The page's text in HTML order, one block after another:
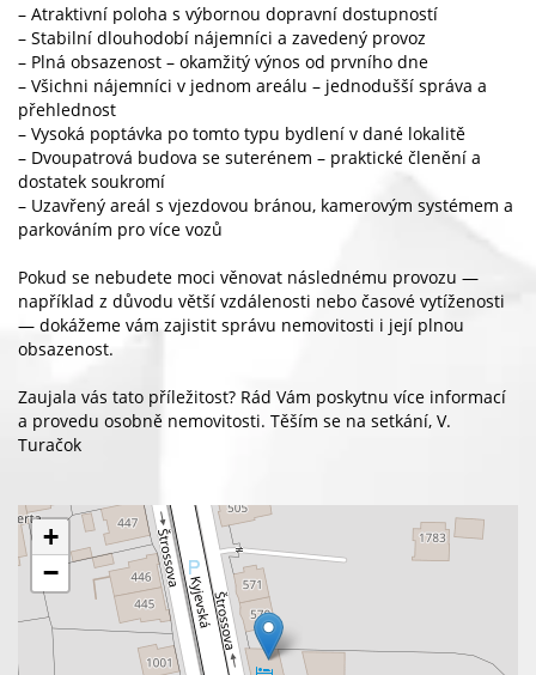
– Atraktivní poloha s výbornou dopravní dostupností
– Stabilní dlouhodobí nájemníci a zavedený provoz
– Plná obsazenost – okamžitý výnos od prvního dne
– Všichni nájemníci v jednom areálu – jednodušší správa a
přehlednost
– Vysoká poptávka po tomto typu bydlení v dané lokalitě
– Dvoupatrová budova se suterénem – praktické členění a
dostatek soukromí
– Uzavřený areál s vjezdovou bránou, kamerovým systémem a
parkováním pro více vozů
Pokud se nebudete moci věnovat následnému provozu —
například z důvodu větší vzdálenosti nebo časové vytíženosti
— dokážeme vám zajistit správu nemovitosti i její plnou
obsazenost.
Zaujala vás tato příležitost? Rád Vám poskytnu více informací
a provedu osobně nemovitosti. Těším se na setkání, V.
Turačok
+
−